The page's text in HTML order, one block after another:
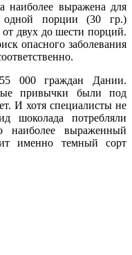
наиболее выражена для
одной порции (30 гр.)
двух до шести порций.
опасного заболевания
000 граждан Дании.
привычки были под
И хотя специалисты не
шоколада потребляли
наиболее выраженный
именно темный сорт